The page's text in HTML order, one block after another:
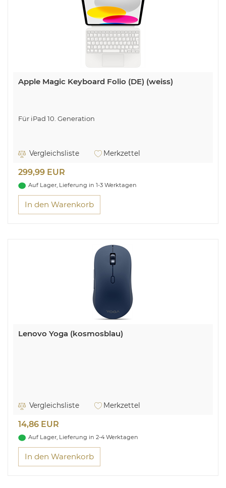
Apple Magic Keyboard Folio (DE) (weiss)
Für iPad 10. Generation
Vergleichsliste Merkzettel
299,99 EUR
Auf Lager, Lieferung in 1-3 Werktagen
In den Warenkorb
Lenovo Yoga (kosmosblau)
Vergleichsliste Merkzettel
14,86 EUR
Auf Lager, Lieferung in 2-4 Werktagen
In den Warenkorb